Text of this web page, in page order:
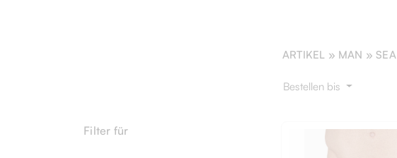
ARTIKEL » MAN » SEA
Bestellen bis
Filter für